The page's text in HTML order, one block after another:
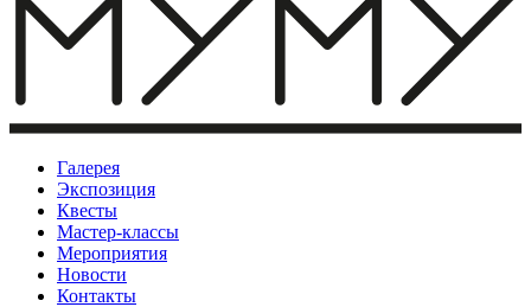
Галерея
Экспозиция
Квесты
Мастер-классы
Мероприятия
Новости
Контакты